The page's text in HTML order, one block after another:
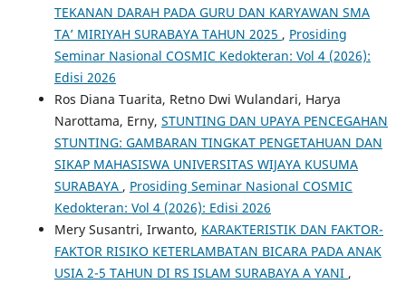
TEKANAN DARAH PADA GURU DAN KARYAWAN SMA
TA’ MIRIYAH SURABAYA TAHUN 2025 , Prosiding
Seminar Nasional COSMIC Kedokteran: Vol 4 (2026):
Edisi 2026
Ros Diana Tuarita, Retno Dwi Wulandari, Harya
Narottama, Erny, STUNTING DAN UPAYA PENCEGAHAN
STUNTING: GAMBARAN TINGKAT PENGETAHUAN DAN
SIKAP MAHASISWA UNIVERSITAS WIJAYA KUSUMA
SURABAYA , Prosiding Seminar Nasional COSMIC
Kedokteran: Vol 4 (2026): Edisi 2026
Mery Susantri, Irwanto, KARAKTERISTIK DAN FAKTOR-
FAKTOR RISIKO KETERLAMBATAN BICARA PADA ANAK
USIA 2-5 TAHUN DI RS ISLAM SURABAYA A YANI ,